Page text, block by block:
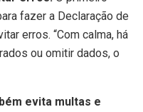
fazer a Declaração de
erros. “Com calma, há
ou omitir dados, o
evita multas e